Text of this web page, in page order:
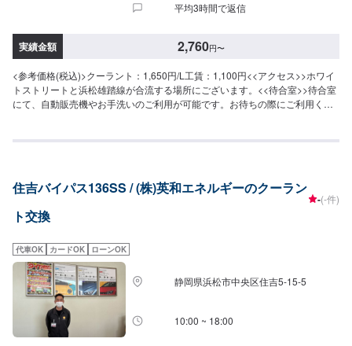
平均3時間で返信
実績金額 2,760円〜
<参考価格(税込)>クーラント：1,650円/L工賃：1,100円<<アクセス>>ホワイ
トストリートと浜松雄踏線が合流する場所にございます。<<待合室>>待合室
にて、自動販売機やお手洗いのご利用が可能です。お待ちの際にご利用くだ
住吉バイパス136SS / (株)英和エネルギーのクーラン
ト交換
-(-件)
代車OK カードOK ローンOK
静岡県浜松市中央区住吉5-15-5
10:00 ~ 18:00